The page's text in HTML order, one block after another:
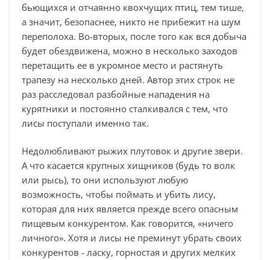
бьющихся и отчаянно квохчущих птиц, тем тише,
а значит, безопаснее, никто не прибежит на шум
переполоха. Во-вторых, после того как вся добыча
будет обездвижена, можно в несколько заходов
перетащить ее в укромное место и растянуть
трапезу на несколько дней. Автор этих строк не
раз расследовал разбойные нападения на
курятники и постоянно сталкивался с тем, что
лисы поступали именно так.
Недолюбливают рыжих плутовок и другие звери.
А что касается крупных хищников (будь то волк
или рысь), то они используют любую
возможность, чтобы поймать и убить лису,
которая для них является прежде всего опасным
пищевым конкурентом. Как говорится, «ничего
личного». Хотя и лисы не преминут убрать своих
конкурентов - ласку, горностая и других мелких